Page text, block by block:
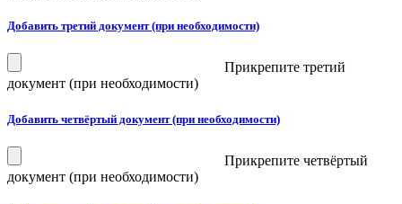
Добавить третий документ (при необходимости)
Прикрепите третий
документ (при необходимости)
Добавить четвёртый документ (при необходимости)
Прикрепите четвёртый
документ (при необходимости)